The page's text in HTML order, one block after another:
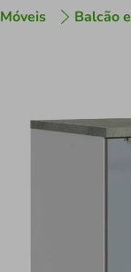
Móveis Balcão
cafeteira
air fryer